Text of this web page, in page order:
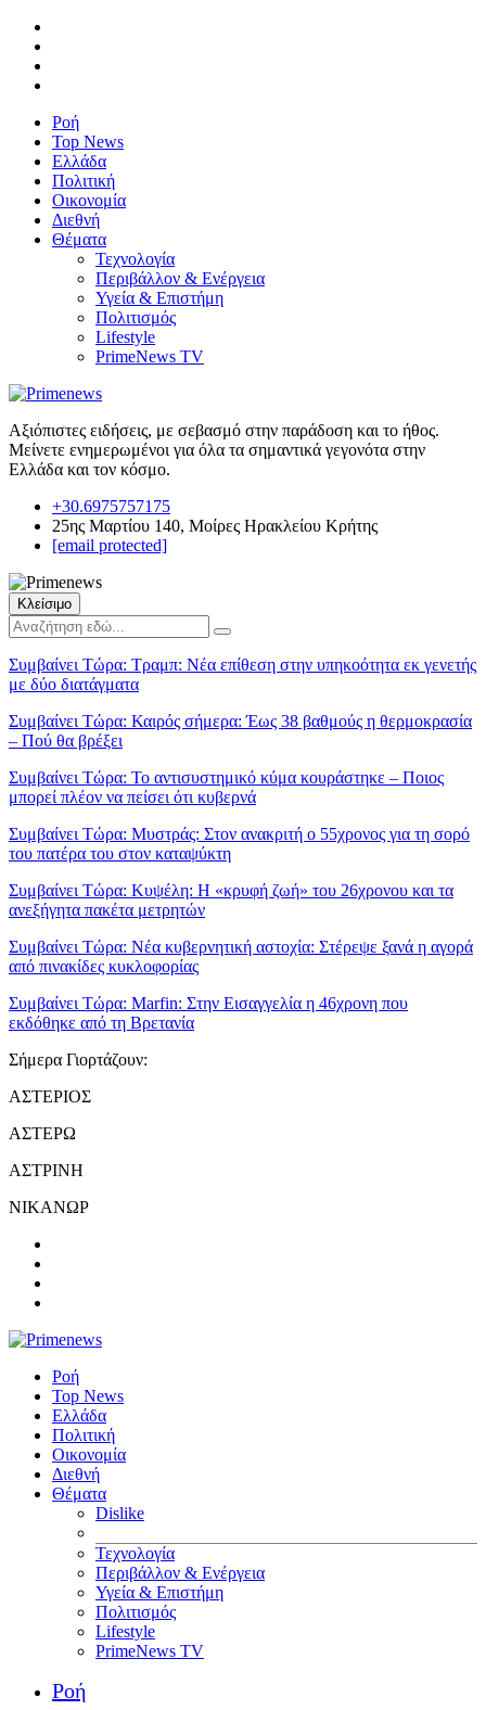
Ροή
Top News
Ελλάδα
Πολιτική
Οικονομία
Διεθνή
Θέματα
Τεχνολογία
Περιβάλλον & Ενέργεια
Υγεία & Επιστήμη
Πολιτισμός
Lifestyle
PrimeNews TV
Αξιόπιστες ειδήσεις, με σεβασμό στην παράδοση και το ήθος.
Μείνετε ενημερωμένοι για όλα τα σημαντικά γεγονότα στην
Ελλάδα και τον κόσμο.
+30.6975757175
25ης Μαρτίου 140, Μοίρες Ηρακλείου Κρήτης
[email protected]
Κλείσιμο
Συμβαίνει Τώρα: Τραμπ: Νέα επίθεση στην υπηκοότητα εκ γενετής
με δύο διατάγματα
Συμβαίνει Τώρα: Καιρός σήμερα: Έως 38 βαθμούς η θερμοκρασία
– Πού θα βρέξει
Συμβαίνει Τώρα: Το αντισυστημικό κύμα κουράστηκε – Ποιος
μπορεί πλέον να πείσει ότι κυβερνά
Συμβαίνει Τώρα: Μυστράς: Στον ανακριτή ο 55χρονος για τη σορό
του πατέρα του στον καταψύκτη
Συμβαίνει Τώρα: Κυψέλη: Η «κρυφή ζωή» του 26χρονου και τα
ανεξήγητα πακέτα μετρητών
Συμβαίνει Τώρα: Νέα κυβερνητική αστοχία: Στέρεψε ξανά η αγορά
από πινακίδες κυκλοφορίας
Συμβαίνει Τώρα: Marfin: Στην Εισαγγελία η 46χρονη που
εκδόθηκε από τη Βρετανία
Σήμερα Γιορτάζουν:
ΑΣΤΕΡΙΟΣ
ΑΣΤΕΡΩ
ΑΣΤΡΙΝΗ
ΝΙΚΑΝΩΡ
Ροή
Top News
Ελλάδα
Πολιτική
Οικονομία
Διεθνή
Θέματα
Dislike
Τεχνολογία
Περιβάλλον & Ενέργεια
Υγεία & Επιστήμη
Πολιτισμός
Lifestyle
PrimeNews TV
Ροή